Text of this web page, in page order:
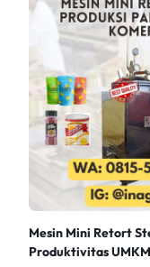
Mesin Mini Retort
Produktivitas